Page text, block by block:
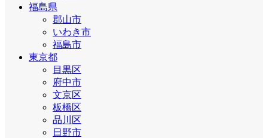
福島県
郡山市
いわき市
福島市
東京都
目黒区
府中市
文京区
板橋区
品川区
日野市